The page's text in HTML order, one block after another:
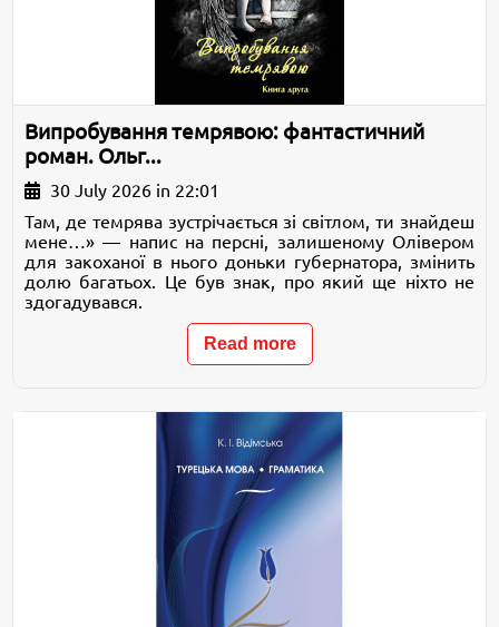
Випробування темрявою: фантастичний
роман. Ольг...
30 July 2026 in 22:01
Там, де темрява зустрічається зі світлом, ти знайдеш
мене…» — напис на персні, залишеному Олівером
для закоханої в нього доньки губернатора, змінить
долю багатьох. Це був знак, про який ще ніхто не
здогадувався.
Read more